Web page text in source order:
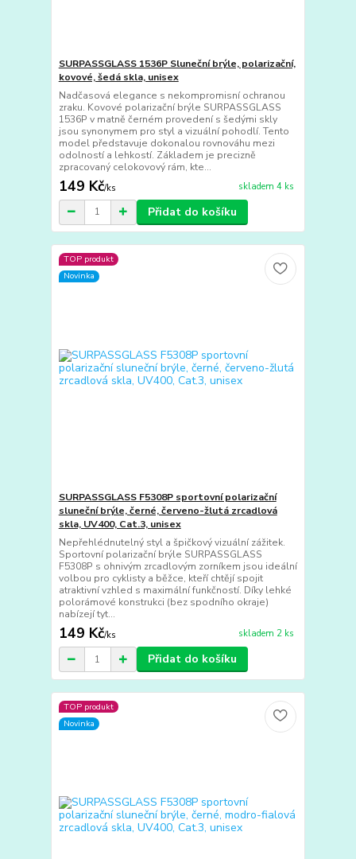
SURPASSGLASS 1536P Sluneční brýle, polarizační,
kovové, šedá skla, unisex
Nadčasová elegance s nekompromisní ochranou
zraku. Kovové polarizační brýle SURPASSGLASS
1536P v matně černém provedení s šedými skly
jsou synonymem pro styl a vizuální pohodlí. Tento
model představuje dokonalou rovnováhu mezi
odolností a lehkostí. Základem je precizně
zpracovaný celokovový rám, kte...
149 Kč/ks skladem 4 ks
Přidat do košíku
TOP produkt
Novinka
SURPASSGLASS F5308P sportovní polarizační
sluneční brýle, černé, červeno-žlutá zrcadlová
skla, UV400, Cat.3, unisex
Nepřehlédnutelný styl a špičkový vizuální zážitek.
Sportovní polarizační brýle SURPASSGLASS
F5308P s ohnivým zrcadlovým zorníkem jsou ideální
volbou pro cyklisty a běžce, kteří chtějí spojit
atraktivní vzhled s maximální funkčností. Díky lehké
polorámové konstrukci (bez spodního okraje)
nabízejí tyt...
149 Kč/ks skladem 2 ks
Přidat do košíku
TOP produkt
Novinka